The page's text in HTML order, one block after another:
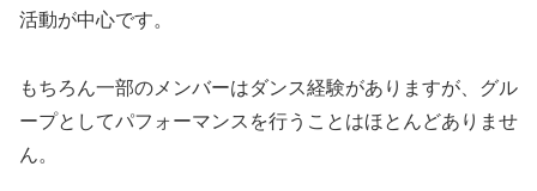
活動が中心です。
もちろん一部のメンバーはダンス経験がありますが、グル
ープとしてパフォーマンスを行うことはほとんどありませ
ん。